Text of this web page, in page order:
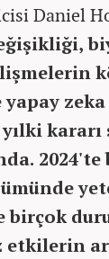
Daniel
yapay
2024'te
birçok
etkilerin